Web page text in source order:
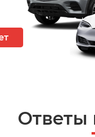
Ответы